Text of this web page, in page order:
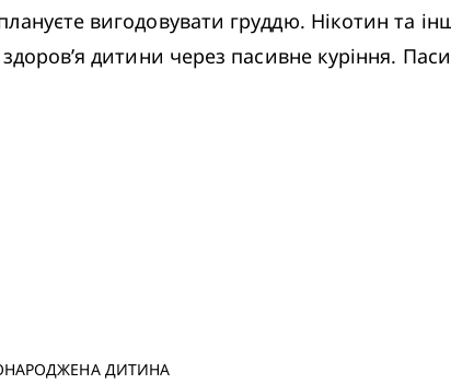
вигодовувати груддю. Нікотин та
здоров’я дитини через пасивне куріння.
ДИТИНА